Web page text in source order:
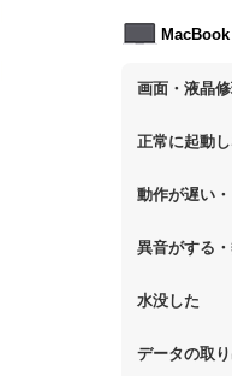
【ノートパソ
【ノートパ
【ノートパ
【ノートパソ
【ノートパ
【ノートパソ
MacBook
画面・液晶
【macbook】
のノイズが
【macbook
正常に起動
【macbook
【macbook
【macbook
動作が遅い
異音がする
【macbook
熱風が出て
水没した
【macbook
データの取